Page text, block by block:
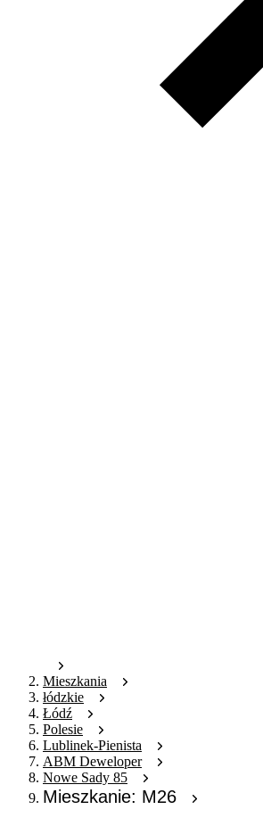
Mieszkania
łódzkie
Łódź
Polesie
Lublinek-Pienista
ABM Deweloper
Nowe Sady 85
Mieszkanie: M26